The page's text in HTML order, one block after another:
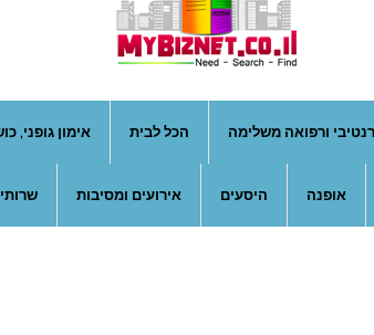
ורפואה משלימה הכל לבית אימון גופני,
אופנה היסעים אירועים ומסיבות